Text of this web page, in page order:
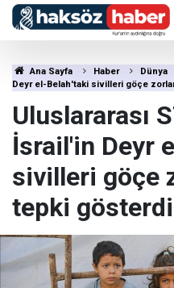
Ana Sayfa Haber Dünya
Deyr el-Belah'taki sivilleri göçe
Uluslararası
İsrail'in Deyr
sivilleri göçe
tepki gösterdi